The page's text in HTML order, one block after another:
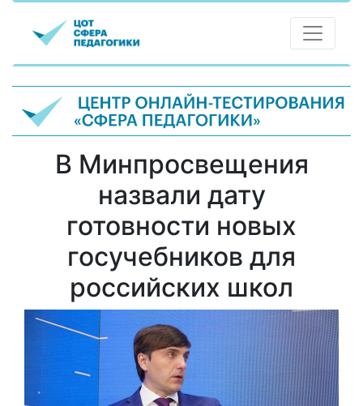
В Минпросвещения
назвали дату
готовности новых
госучебников для
российских школ